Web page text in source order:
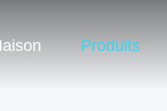
Produits